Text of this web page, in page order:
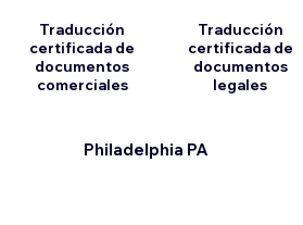
Traducción
certificada de
documentos
comerciales
Traducción
certificada de
documentos
legales
Philadelphia PA